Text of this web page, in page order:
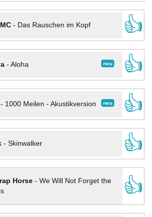
- Das Rauschen im Kopf
👍
neu
- Aloha
👍
neu
1000 Meilen - Akustikversion
👍
- Skinwalker
👍
Horse- We Will Not Forget the
👍